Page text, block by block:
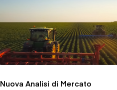
Nuova Analisi di Mercato